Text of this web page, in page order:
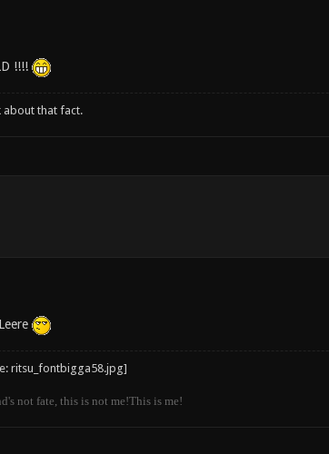
!!!!
about that fact.
not fate, this is not me!This is me!